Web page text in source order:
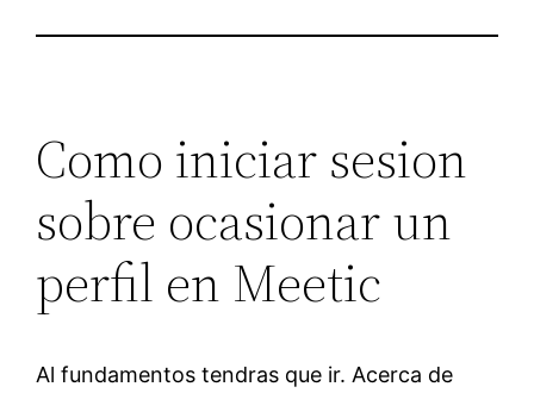
Como iniciar sesion
sobre ocasionar un
perfil en Meetic
Al fundamentos tendras que ir. Acerca de